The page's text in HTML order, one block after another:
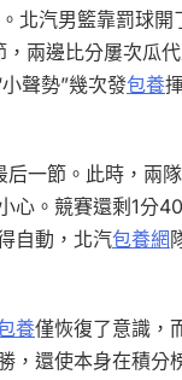
北汽男籃靠罰球開
兩邊比分屢次瓜
聲勢”幾次發包養
一節。此時，兩
心。競賽還剩1分
自動，北汽包養網
養僅恢復了意識，
，還使本身在積分